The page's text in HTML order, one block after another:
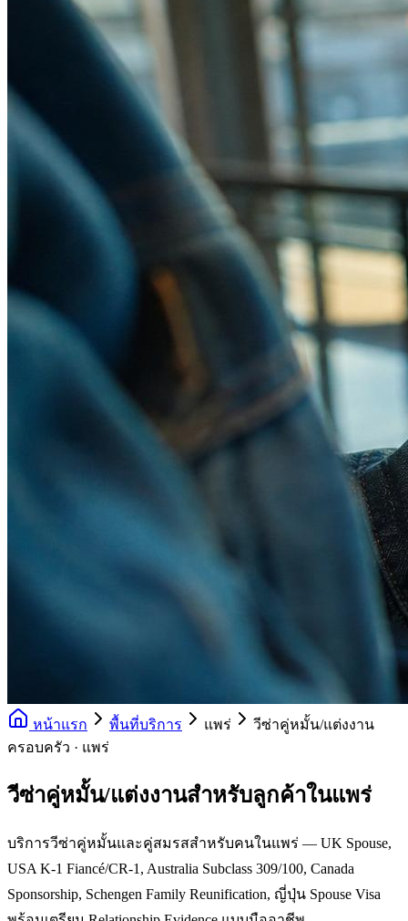
หน้าแรก พื้นที่บริการ แพร่
วีซ่าคู่หมั้น/แต่งงาน
ครอบครัว · แพร่
วีซ่าคู่หมั้น/แต่งงานสำหรับลูกค้าในแพร่
บริการวีซ่าคู่หมั้นและคู่สมรสสำหรับคนในแพร่ — UK Spouse,
USA K-1 Fiancé/CR-1, Australia Subclass 309/100, Canada
Sponsorship, Schengen Family Reunification, ญี่ปุ่น Spouse Visa